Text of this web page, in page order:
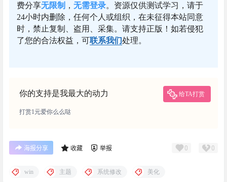
费分享无限制 ， 无需登录。资源仅供测试学习，请于
24小时内删除，任何个人或组织，在未征得本站同意
时，禁止复制、盗用、采集。请支持正版！如若侵犯
了您的合法权益，可联系我们处理。
你的支持是我最大的动力 给TA打赏
打赏1元爱你么么哒
海报分享 收藏 举报 0 0
win 主题 系统修改 美化